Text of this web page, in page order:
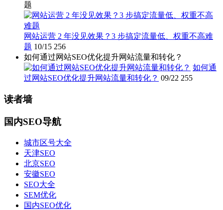
题
网站运营 2 年没见效果？3 步搞定流量低、权重不高难
题 10/15 256
如何通过网站SEO优化提升网站流量和转化？
如何通
过网站SEO优化提升网站流量和转化？ 09/22 255
读者墙
国内SEO导航
城市区号大全
天津SEO
北京SEO
安徽SEO
SEO大全
SEM优化
国内SEO优化